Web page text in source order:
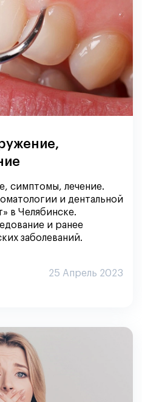
симптомы, лечение.
и дентальной
в Челябинске.
и ранее
заболеваний.
25 Апрель 2023